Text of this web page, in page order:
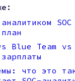
Blue Team
что это